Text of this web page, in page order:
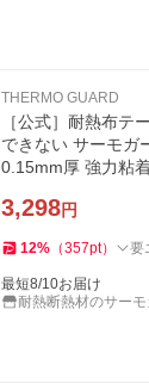
THERMO GUARD
［公式］耐熱布テ
できない サーモガ
0.15mm厚 強力粘
3,298円
12% （357pt） 要
最短8/10お届け
耐熱断熱材のサー